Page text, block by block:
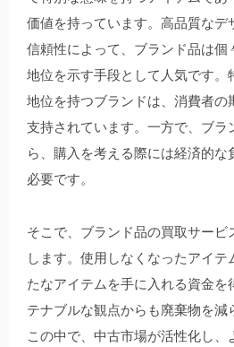
価値を持っています。高品質なデ
信頼性によって、ブランド品は個
地位を示す手段として人気です。
地位を持つブランドは、消費者の
支持されています。一方で、ブラ
ら、購入を考える際には経済的
必要です。
そこで、ブランド品の買取サービ
します。使用しなくなったアイ
たなアイテムを手に入れる資金を
テナブルな観点からも廃棄物を減
この中で、中古市場が活性化し、